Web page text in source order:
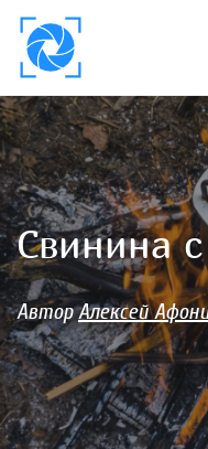
Свинина
АвторАлексей